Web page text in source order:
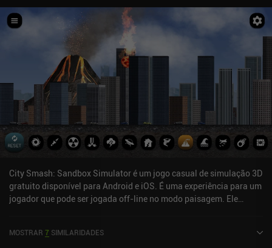
City Smash: Sandbox Simulator é um jogo casual de simulação 3D
gratuito disponível para Android e iOS. É uma experiência para um
jogador que pode ser jogada off-line no modo paisagem. Ele
uma classificação atual de 4,7 de 5,0 no Google Play e 4,8 de 5,0 na
MOSTRAR 7 SIMILARIDADES